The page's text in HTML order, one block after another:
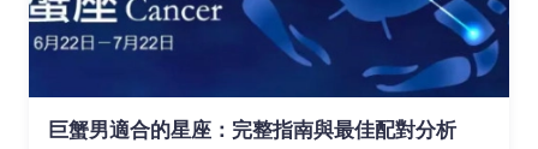
巨蟹男適合的星座：完整指南與最佳配對分析